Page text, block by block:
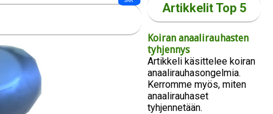
Artikkelit Top 5
Koiran anaalirauhasten
tyhjennys
Artikkeli käsittelee koiran
anaalirauhasongelmia.
Kerromme myös, miten
anaalirauhaset
tyhjennetään.